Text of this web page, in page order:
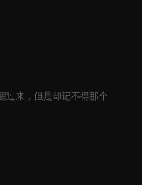
过来，但是却记不得那个